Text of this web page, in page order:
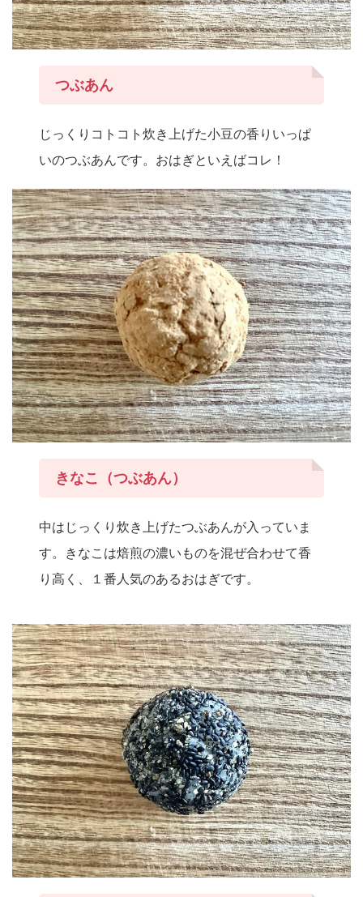
つぶあん
じっくりコトコト炊き上げた小豆の香りいっぱ
いのつぶあんです。おはぎといえばコレ！
きなこ（つぶあん）
中はじっくり炊き上げたつぶあんが入っていま
す。きなこは焙煎の濃いものを混ぜ合わせて香
り高く、１番人気のあるおはぎです。